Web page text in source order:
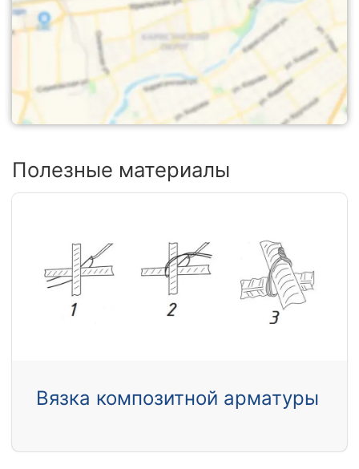
Полезные материалы
Вязка композитной арматуры